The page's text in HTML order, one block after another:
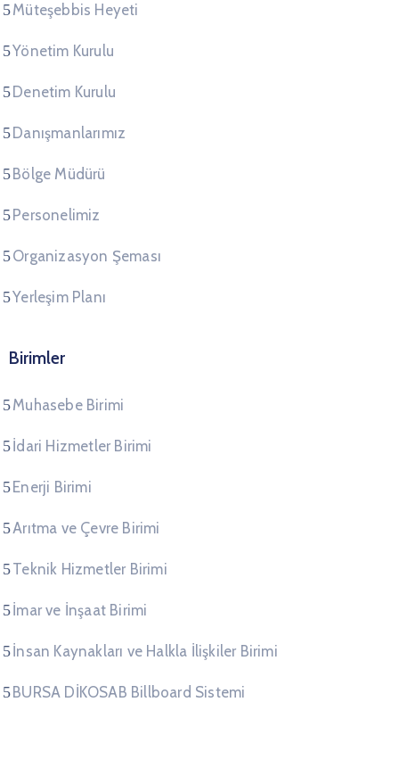
Müteşebbis Heyeti
Yönetim Kurulu
Denetim Kurulu
Danışmanlarımız
Bölge Müdürü
Personelimiz
Organizasyon Şeması
Yerleşim Planı
Birimler
Muhasebe Birimi
İdari Hizmetler Birimi
Enerji Birimi
Arıtma ve Çevre Birimi
Teknik Hizmetler Birimi
İmar ve İnşaat Birimi
İnsan Kaynakları ve Halkla İlişkiler Birimi
BURSA DİKOSAB Billboard Sistemi